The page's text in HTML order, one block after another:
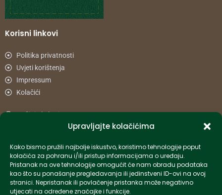
Upravljajte kolačićima
Kako bismo pružili najbolje iskustvo, koristimo tehnologije poput
kolačića za pohranu i/ili pristup informacijama o uređaju.
Pristanak na ove tehnologije omogućit će nam obradu podataka
kao što su ponašanje pregledavanja ili jedinstveni ID-ovi na ovoj
stranici. Nepristanak ili povlačenje pristanka može negativno
utjecati na određene značajke i funkcije.
Korisni linkovi
Politika privatnosti
Uvjeti korištenja
Impressum
Kolačići
Načini plaćanja
Informacije
info-hr@kettner.com